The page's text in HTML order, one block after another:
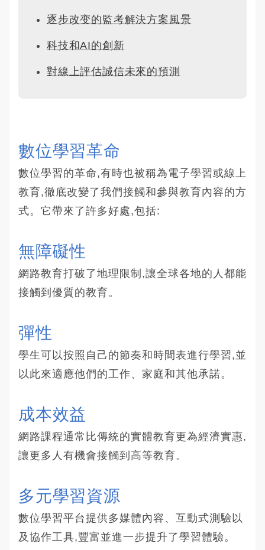
逐步改变的監考解決方案風景
科技和AI的創新
對線上評估誠信未來的預測
數位學習革命
數位學習的革命,有時也被稱為電子學習或線上
教育,徹底改變了我們接觸和參與教育內容的方
式。它帶來了許多好處,包括:
無障礙性
網路教育打破了地理限制,讓全球各地的人都能
接觸到優質的教育。
彈性
學生可以按照自己的節奏和時間表進行學習,並
以此來適應他們的工作、家庭和其他承諾。
成本效益
網路課程通常比傳統的實體教育更為經濟實惠,
讓更多人有機會接觸到高等教育。
多元學習資源
數位學習平台提供多媒體內容、互動式測驗以
及協作工具,豐富並進一步提升了學習體驗。